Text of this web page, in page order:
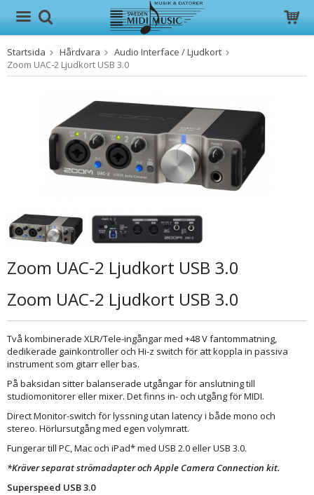
Produkten har blivit tillagd i varukorgen
Startsida Hårdvara
Audio Interface / Ljudkort
Zoom UAC-2 Ljudkort USB 3.0
Zoom UAC-2 Ljudkort USB 3.0
Zoom UAC-2 Ljudkort USB 3.0
Två kombinerade XLR/Tele-ingångar med +48 V fantommatning,
dedikerade gainkontroller och Hi-z switch för att koppla in passiva
instrument som gitarr eller bas.
På baksidan sitter balanserade utgångar för anslutning till
studiomonitorer eller mixer. Det finns in- och utgång för MIDI.
Direct Monitor-switch för lyssning utan latency i både mono och
stereo. Hörlursutgång med egen volymratt.
Fungerar till PC, Mac och iPad* med USB 2.0 eller USB 3.0.
*Kräver separat strömadapter och Apple Camera Connection kit.
Superspeed USB 3.0